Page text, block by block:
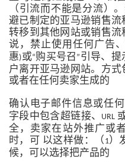
（引流而不能是分流）
避已制定的亚马逊销售流
转移到其他网站或销售
说，禁止使用任何广告
惠)或“购买号召 ” 引导、提
户离开亚马逊网站。方
或者在任何卖家生成的
确认电子邮件信息或任
字段中包含超链接、
URL
全，卖家在站外推广或
时，可 以这样做：（ 1）
候，可以选择把产品的